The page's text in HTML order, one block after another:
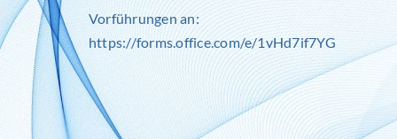
Vorführungen an:
https://forms.office.com/e/1vHd7if7YG